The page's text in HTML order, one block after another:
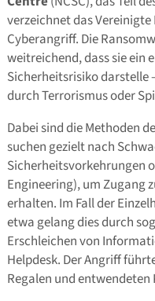
verzeichnet das
Cyberangriff. Die
weitreichend, dass sie ein
Sicherheitsrisiko darstelle
durch Terrorismus oder
Dabei sind die Methoden
suchen gezielt nach
Sicherheitsvorkehrungen
Engineering), um Zugang
erhalten. Im Fall der
etwa gelang dies durch
Erschleichen von
Helpdesk. Der Angriff
Regalen und